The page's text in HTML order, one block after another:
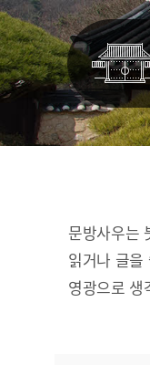
문방사우는
읽거나 글
영광으로 생